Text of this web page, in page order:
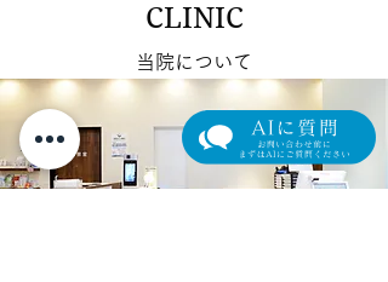
CLINIC
当院について